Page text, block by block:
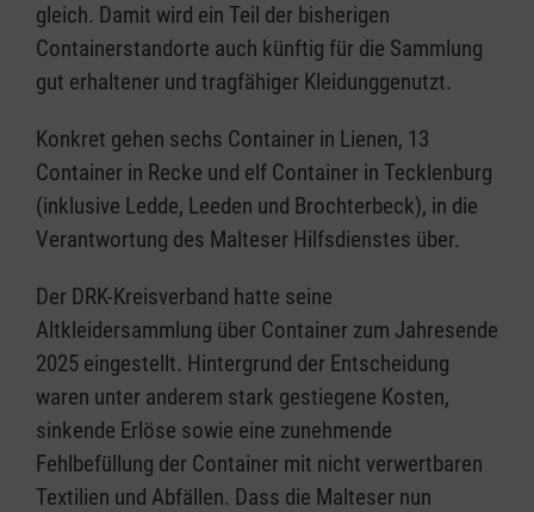
gleich. Damit wird ein Teil der bisherigen
Containerstandorte auch künftig für die Sammlung
gut erhaltener und tragfähiger Kleidunggenutzt.
Konkret gehen sechs Container in Lienen, 13
Container in Recke und elf Container in Tecklenburg
(inklusive Ledde, Leeden und Brochterbeck), in die
Verantwortung des Malteser Hilfsdienstes über.
Der DRK-Kreisverband hatte seine
Altkleidersammlung über Container zum Jahresende
2025 eingestellt. Hintergrund der Entscheidung
waren unter anderem stark gestiegene Kosten,
sinkende Erlöse sowie eine zunehmende
Fehlbefüllung der Container mit nicht verwertbaren
Textilien und Abfällen. Dass die Malteser nun